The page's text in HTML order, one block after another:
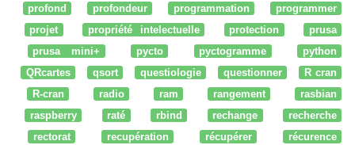
profond
profondeur programmation
programmer
projet
propriété intelectuelle protection
prusa
prusa mini+
pycto pyctogramme
python
QRcartes
qsort questiologie questionner
R cran
R-cran
radio ram rangement
rasbian
raspberry
raté rbind rechange
recherche
rectorat
recupération récupérer
récurence